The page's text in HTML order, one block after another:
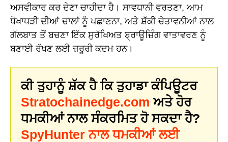
ਅਸਵੀਕਾਰ ਕਰ ਦੇਣਾ ਚਾਹੀਦਾ ਹੈ। ਸਾਵਧਾਨੀ ਵਰਤਣਾ, ਆਮ
ਧੋਖਾਧੜੀ ਦੀਆਂ ਚਾਲਾਂ ਨੂੰ ਪਛਾਣਨਾ, ਅਤੇ ਸ਼ੱਕੀ ਚੇਤਾਵਨੀਆਂ ਨਾਲ
ਗੱਲਬਾਤ ਤੋਂ ਬਚਣਾ ਇੱਕ ਸੁਰੱਖਿਅਤ ਬ੍ਰਾਊਜ਼ਿੰਗ ਵਾਤਾਵਰਣ ਨੂੰ
ਬਣਾਈ ਰੱਖਣ ਲਈ ਜ਼ਰੂਰੀ ਕਦਮ ਹਨ।
ਕੀ ਤੁਹਾਨੂੰ ਸ਼ੱਕ ਹੈ ਕਿ ਤੁਹਾਡਾ ਕੰਪਿਊਟਰ
Stratochainedge.com ਅਤੇ ਹੋਰ
ਧਮਕੀਆਂ ਨਾਲ ਸੰਕਰਮਿਤ ਹੋ ਸਕਦਾ ਹੈ?
SpyHunter ਨਾਲ ਧਮਕੀਆਂ ਲਈ